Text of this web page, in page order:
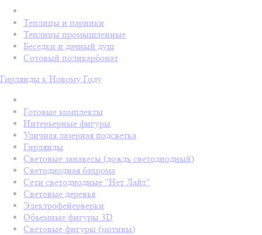
Теплицы и парники
Теплицы промышленные
Беседки и дачный душ
Сотовый поликарбонат
Гирлянды к Новому Году
Готовые комплекты
Интерьерные фигуры
Уличная лазерная подсветка
Гирлянды
Световые занавесы (дождь светодиодный)
Светодиодная бахрома
Сети светодиодные "Нет Лайт"
Световые деревья
Электрофейерверки
Объемные фигуры 3D
Световые фигуры (мотивы)